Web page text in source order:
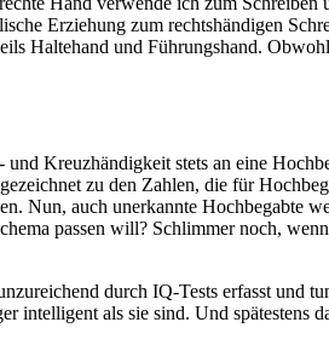
Erziehung zum rechtshändigen
Haltehand und Führungshand.
Kreuzhändigkeit stets an eine
zu den Zahlen, die für
Nun, auch unerkannte Hochbegabte
passen will? Schlimmer noch,
durch IQ-Tests erfasst und
intelligent als sie sind. Und spätestens